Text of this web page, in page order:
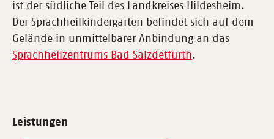
ist der südliche Teil des Landkreises Hildesheim.
Der Sprachheilkindergarten befindet sich auf dem
Gelände in unmittelbarer Anbindung an das
Sprachheilzentrums Bad Salzdetfurth.
Leistungen